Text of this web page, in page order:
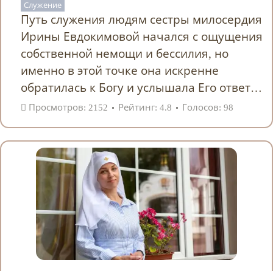
Служение
Путь служения людям сестры милосердия
Ирины Евдокимовой начался с ощущения
собственной немощи и бессилия, но
именно в этой точке она искренне
обратилась к Богу и услышала Его ответ…
Просмотров: 2152 Рейтинг: 4.8 Голосов: 98